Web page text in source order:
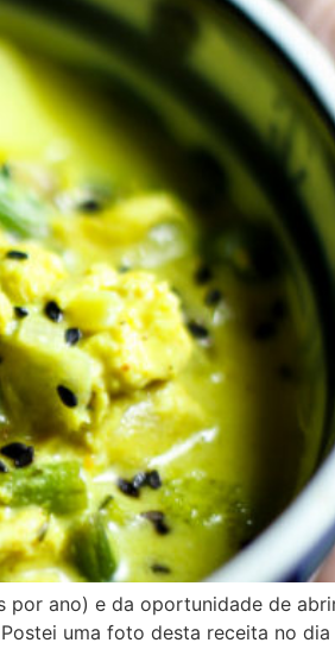
por ano) e da oportunidade de
uma foto desta receita no dia